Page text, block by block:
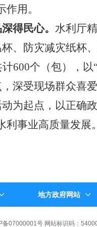
用。
得民心。 水利厅
、防灾减灾纸杯
600个（包），
深受现场群众喜
为起点，以正确
事业高质量发展。
地方政府网站
备07000001号 网站标识码：